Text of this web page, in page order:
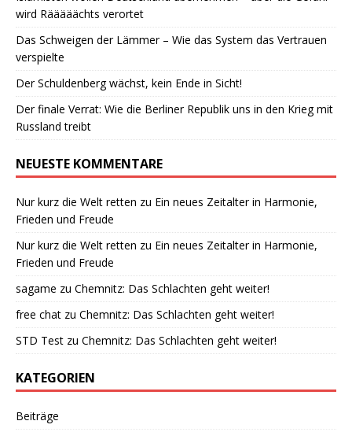
wird Rääääächts verortet
Das Schweigen der Lämmer – Wie das System das Vertrauen
verspielte
Der Schuldenberg wächst, kein Ende in Sicht!
Der finale Verrat: Wie die Berliner Republik uns in den Krieg mit
Russland treibt
NEUESTE KOMMENTARE
Nur kurz die Welt retten zu Ein neues Zeitalter in Harmonie,
Frieden und Freude
Nur kurz die Welt retten zu Ein neues Zeitalter in Harmonie,
Frieden und Freude
sagame zu Chemnitz: Das Schlachten geht weiter!
free chat zu Chemnitz: Das Schlachten geht weiter!
STD Test zu Chemnitz: Das Schlachten geht weiter!
KATEGORIEN
Beiträge